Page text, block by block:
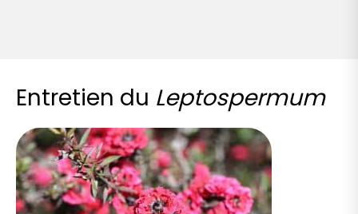
Entretien du Leptospermum